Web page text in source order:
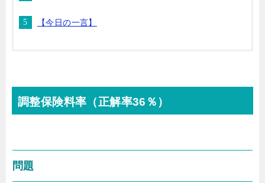
【今日の一言】
調整保険料率（正解率36％）
問題